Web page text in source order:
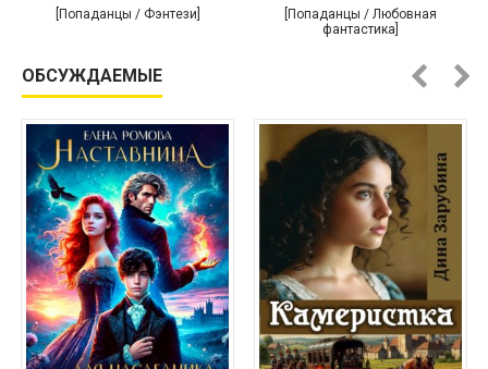
[Попаданцы / Фэнтези]
[Попаданцы / Любовная
фантастика]
ОБСУЖДАЕМЫЕ